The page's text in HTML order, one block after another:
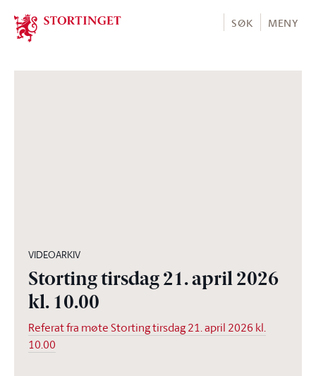
Stortinget.no
SØK MENY
VIDEOARKIV
Storting tirsdag 21. april 2026
kl. 10.00
Referat fra møte Storting tirsdag 21. april 2026 kl.
10.00